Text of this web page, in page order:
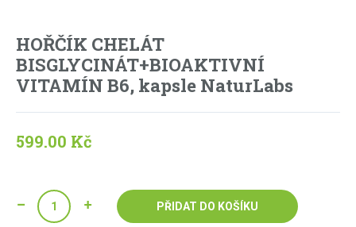
HOŘČÍK CHELÁT
BISGLYCINÁT+BIOAKTIVNÍ
VITAMÍN B6, kapsle NaturLabs
599.00 Kč
HOŘČÍK
CHELÁT
PŘIDAT DO KOŠÍKU